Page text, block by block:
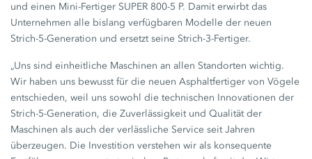
und einen Mini-Fertiger SUPER 800-5 P. Damit erwirbt das
Unternehmen alle bislang verfügbaren Modelle der neuen
Strich-5-Generation und ersetzt seine Strich-3-Fertiger.
„Uns sind einheitliche Maschinen an allen Standorten wichtig.
Wir haben uns bewusst für die neuen Asphaltfertiger von Vögele
entschieden, weil uns sowohl die technischen Innovationen der
Strich-5-Generation, die Zuverlässigkeit und Qualität der
Maschinen als auch der verlässliche Service seit Jahren
überzeugen. Die Investition verstehen wir als konsequente